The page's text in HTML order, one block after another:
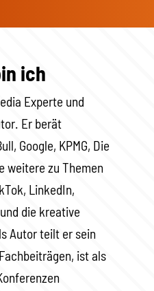
ich
Experte und
Er berät
Google, KPMG, Die
weitere zu Themen
LinkedIn,
die kreative
Autor teilt er sein
ist als